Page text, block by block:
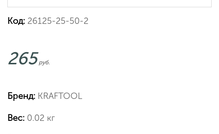
Код: 26125-25-50-2
265руб.
Бренд: KRAFTOOL
Вес: 0.02 кг